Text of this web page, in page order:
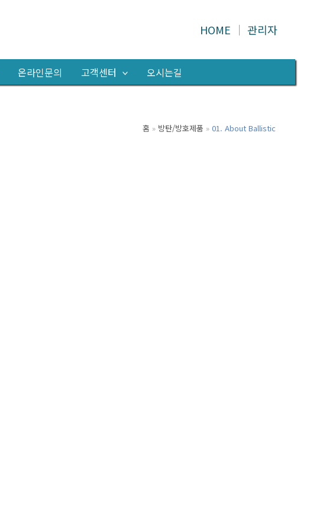
HOME │ 관리자
온라인문의 고객센터 오시는길
홈 방탄/방호제품 01. About Ballistic